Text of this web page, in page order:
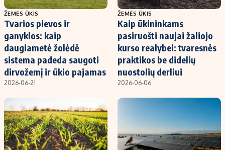
Redakcija
Apie mus
Redakcijos politika
Privatumo politika
Turinio žymėjimo taisyklės
Kontaktai
Regionų naujienos
Indėlių palūkanos
ŽEMĖS ŪKIS
Tvarios pievos ir
ganyklos: kaip
daugiametė žolėdė
sistema padeda saugoti
dirvožemį ir ūkio pajamas
2026-06-21
ŽEMĖS ŪKIS
Kaip ūkininkams
pasiruošti naujai žaliojo
kurso realybei: tvaresnės
praktikos be didelių
nuostolių derliui
2026-06-06